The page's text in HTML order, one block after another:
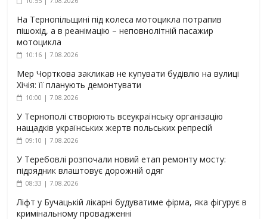
На Тернопільщині під колеса мотоцикла потрапив
пішохід, а в реанімацію – неповнолітній пасажир
мотоцикла
10:16 | 7.08.2026
Мер Чорткова закликав не купувати будівлю на вулиці
Хічія: її планують демонтувати
10:00 | 7.08.2026
У Тернополі створюють всеукраїнську організацію
нащадків українських жертв польських репресій
09:10 | 7.08.2026
У Теребовлі розпочали новий етап ремонту мосту:
підрядник влаштовує дорожній одяг
08:33 | 7.08.2026
Ліфт у Бучацькій лікарні будуватиме фірма, яка фігурує в
кримінальному провадженні